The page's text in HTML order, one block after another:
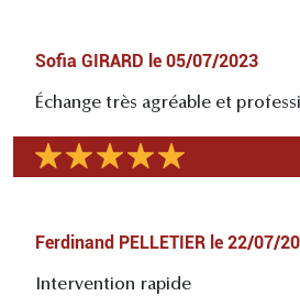
Sofia GIRARD le 05/07/2023
Échange très agréable et
Ferdinand PELLETIER le 22/07/
Intervention rapide